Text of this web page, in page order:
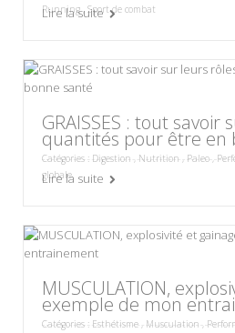
Running, Sport de combat
Lire la suite
GRAISSES : tout
quantités pour être en
Catégories : Digestion ,Nutrition, Paleo,
globale
Lire la suite
MUSCULATION,
exemple de mon
Catégories : Esthétisme, Musculation,